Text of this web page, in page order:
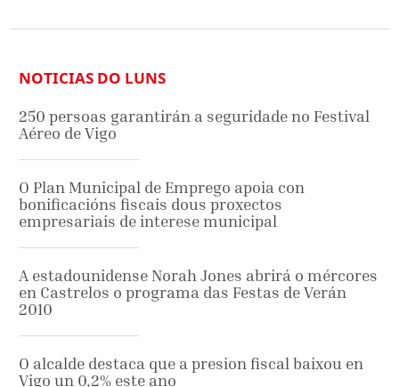
NOTICIAS DO LUNS
250 persoas garantirán a seguridade no Festival
Aéreo de Vigo
O Plan Municipal de Emprego apoia con
bonificacións fiscais dous proxectos
empresariais de interese municipal
A estadounidense Norah Jones abrirá o mércores
en Castrelos o programa das Festas de Verán
2010
O alcalde destaca que a presion fiscal baixou en
Vigo un 0,2% este ano